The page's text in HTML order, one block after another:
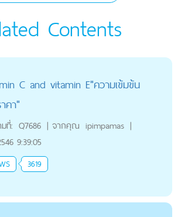
Contents
C and vitamin E"ความเข้มข้น
คา"
ที่: Q7686 | จากคุณ ipimpamas |
9:39:05
3619